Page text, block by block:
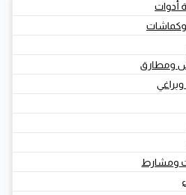
أدوات
وكماشات
ومطارق
ومشارط